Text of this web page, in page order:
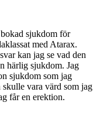
sjukdom för
med Atarax.
kan jag se vad den
härlig sjukdom. Jag
sjukdom som jag
vara värd som jag
får en erektion.